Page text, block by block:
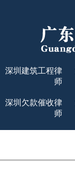
深圳建筑工程律
师
深圳欠款催收律
师